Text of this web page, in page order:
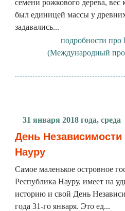
семени рожкового дерева, вес
был единицей массы у
задавались...
подробности
(Международный
31 января 2018 года, среда
День Независимости
Науру
Самое маленькое островное
Республика Науру, имеет на
историю и свой День
года 31-го января. Это ед...